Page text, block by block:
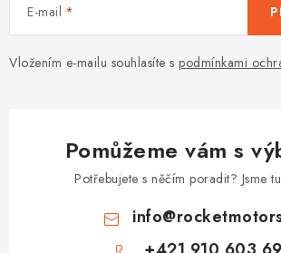
E-mail
Vložením e-mailu souhlasíte s podmínkami
Pomůžeme vám s
Potřebujete s něčím poradit? Jsme
info@